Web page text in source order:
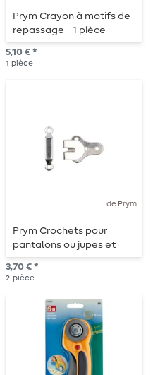
Prym Crayon à motifs de
repassage - 1 pièce
5,10 € *
1 pièce
de Prym
Prym Crochets pour
pantalons ou jupes et
barrettes - 12mm -
argenté - 2 pièces
3,70 € *
2 pièce